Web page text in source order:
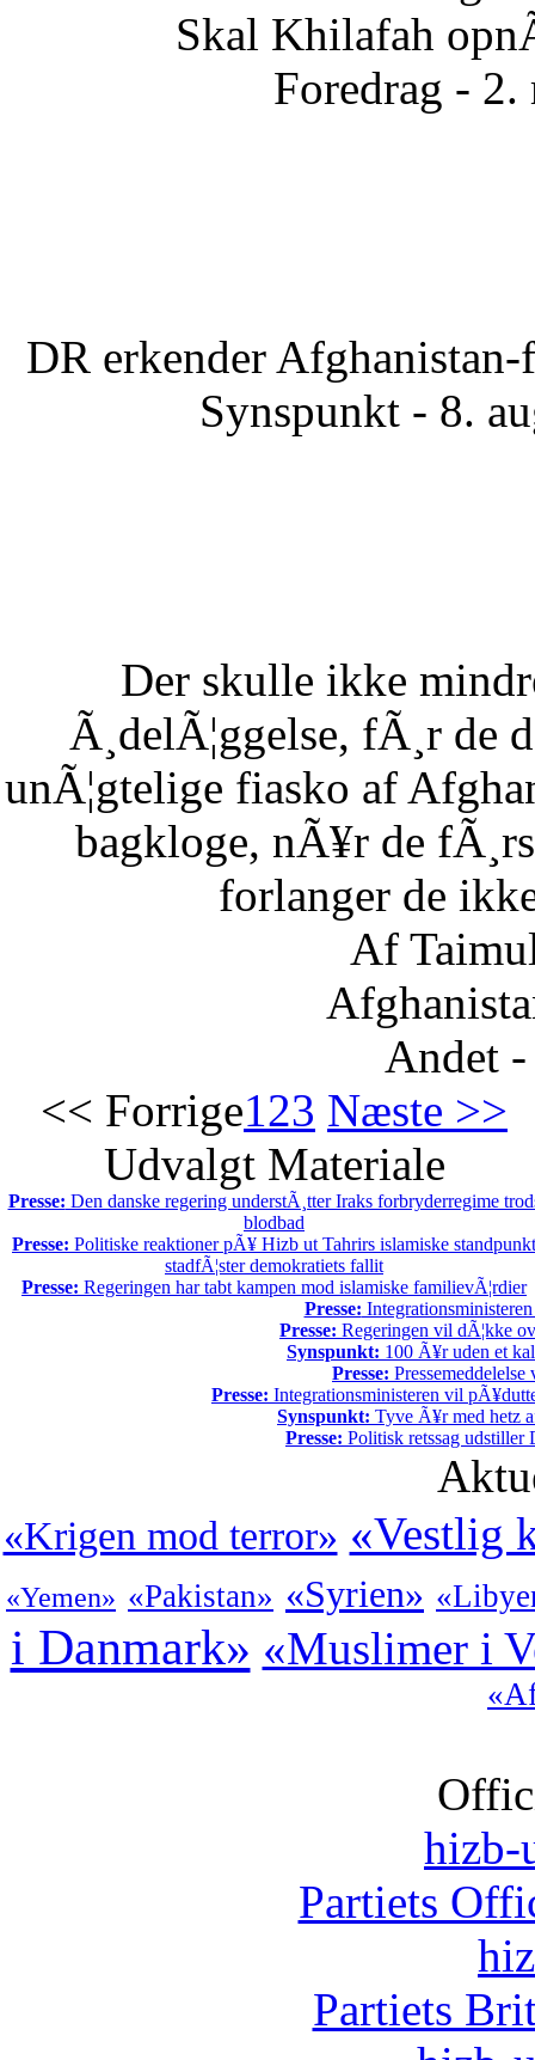
Skal Khilafah
Foredrag - 2.
DR erkender
Synspunkt - 8.
Der skulle ikke
Ã¸delÃ¦ggelse, fÃ¸r de
unÃ¦gtelige fiasko af
bagkloge, nÃ¥r de
forlanger de
Af
Andet
<< Forrige123 Næste >>
Udvalgt Materiale
Presse: Den danske regering understÃ¸tter Iraks forbryderregime
blodbad
Presse: Politiske reaktioner pÃ¥ Hizb ut Tahrirs islamiske standpunkt
stadfÃ¦ster demokratiets fallit
Presse: Regeringen har tabt kampen mod islamiske familievÃ¦rdier
Presse:
Presse: Regeringen vil dÃ¦kke
Synspunkt: 100 Ã¥r uden et
Presse:
Presse: Integrationsministeren vil
Synspunkt: Tyve Ã¥r med hetz
Presse: Politisk retssag udstiller
«Krigen mod terror» «Vestlig
«Yemen» «Pakistan» «Syrien»
i Danmark» «Muslimer i
hizb-
Partiets
Partiets